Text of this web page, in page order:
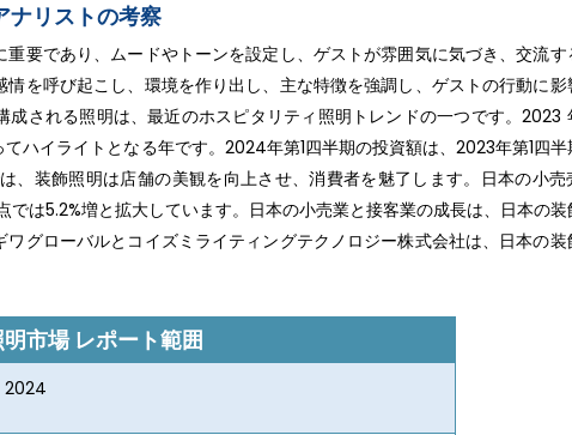
ナリストの考察
要であり、ムードやトーンを設定し、ゲストが雰囲気に気づき、交流す
を呼び起こし、環境を作り出し、主な特徴を強調し、ゲストの行動に影
される照明は、最近のホスピタリティ照明トレンドの一つです。2023
ハイライトとなる年です。2024年第1四半期の投資額は、2023年第1四
、装飾照明は店舗の美観を向上させ、消費者を魅了します。日本の小売
は5.2%増と拡大しています。日本の小売業と接客業の成長は、日本の装
グローバルとコイズミライティングテクノロジー株式会社は、日本の装
市場 レポート範囲